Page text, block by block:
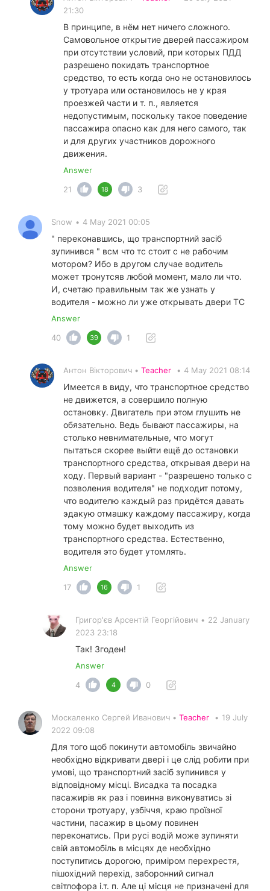
21:30
В принципе, в нём нет ничего сложного.
Самовольное открытие дверей пассажиром
при отсутствии условий, при которых ПДД
разрешено покидать транспортное
средство, то есть когда оно не остановилось
у тротуара или остановилось не у края
проезжей части и т. п., является
недопустимым, поскольку такое поведение
пассажира опасно как для него самого, так
и для других участников дорожного
движения.
Answer
21
18 3
Snow • 4 May 2021 00:05
" переконавшись, що транспортний засіб
зупинився " всм что тс стоит с не рабочим
мотором? Ибо в другом случае водитель
может тронутсяв любой момент, мало ли что.
И, счетаю правильным так же узнать у
водителя - можно ли уже открывать двери ТС
Answer
40
39 1
Антон Вікторович • Teacher • 4 May 2021 08:14
Имеется в виду, что транспортное средство
не движется, а совершило полную
остановку. Двигатель при этом глушить не
обязательно. Ведь бывают пассажиры, на
столько невнимательные, что могут
пытаться скорее выйти ещё до остановки
транспортного средства, открывая двери на
ходу. Первый вариант - "разрешено только с
позволения водителя" не подходит потому,
что водителю каждый раз придётся давать
эдакую отмашку каждому пассажиру, когда
тому можно будет выходить из
транспортного средства. Естественно,
водителя это будет утомлять.
Answer
17
16 1
Григор'єв Арсентій Георгійович • 22 January
2023 23:18
Так! Згоден!
Answer
4
4 0
Москаленко Сергей Иванович • Teacher • 19 July
2022 09:08
Для того щоб покинути автомобіль звичайно
необхідно відкривати двері і це слід робити при
умові, що транспортний засіб зупинився у
відповідному місці. Висадка та посадка
пасажирів як раз і повинна виконуватись зі
сторони тротуару, узбіччя, краю проїзної
частини, пасажир в цьому повинен
переконатись. При русі водій може зупиняти
свій автомобіль в місцях де необхідно
поступитись дорогою, приміром перехрестя,
пішохідний перехід, заборонний сигнал
світлофора і.т. п. Але ці місця не призначені для